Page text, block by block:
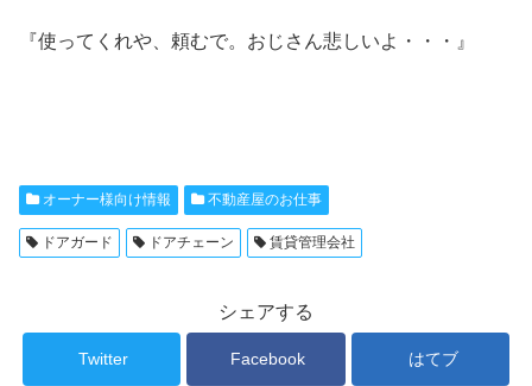
『使ってくれや、頼むで。おじさん悲しいよ・・・』
オーナー様向け情報 不動産屋のお仕事
ドアガード ドアチェーン 賃貸管理会社
シェアする
Twitter Facebook はてブ